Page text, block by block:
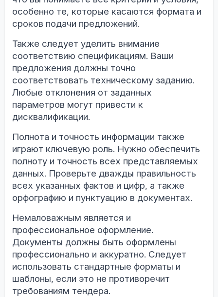
особенно те, которые касаются формата и
сроков подачи предложений.
Также следует уделить внимание
соответствию спецификациям. Ваши
предложения должны точно
соответствовать техническому заданию.
Любые отклонения от заданных
параметров могут привести к
дисквалификации.
Полнота и точность информации также
играют ключевую роль. Нужно обеспечить
полноту и точность всех представляемых
данных. Проверьте дважды правильность
всех указанных фактов и цифр, а также
орфографию и пунктуацию в документах.
Немаловажным является и
профессиональное оформление.
Документы должны быть оформлены
профессионально и аккуратно. Следует
использовать стандартные форматы и
шаблоны, если это не противоречит
требованиям тендера.